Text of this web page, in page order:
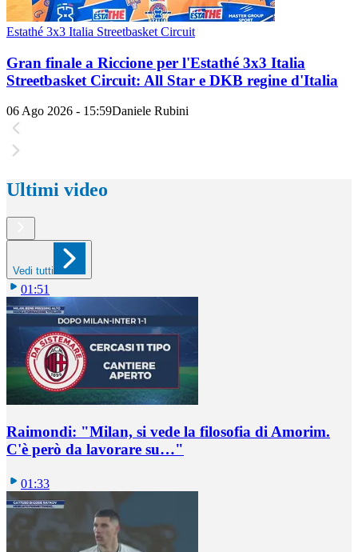
Estathé 3x3 Italia Streetbasket Circuit
Gran finale a Riccione per l'Estathé 3x3 Italia
Streetbasket Circuit: All Star e DKB regine d'Italia
06 Ago 2026 - 15:59Daniele Rubini
Ultimi video
Vedi tutti
01:51
Raimondi: "Milan, si vede la filosofia di Amorim.
C'è però da lavorare su…"
01:33